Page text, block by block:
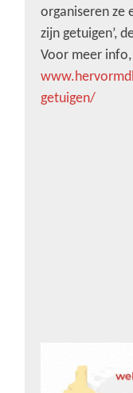
organiseren ze
zijn getuigen’,
Voor meer info,
getuigen/